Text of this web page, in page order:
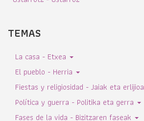
TEMAS
La casa - Etxea
El pueblo - Herria
Fiestas y religiosidad - Jaiak eta erlijioa
Política y guerra - Politika eta gerra
Fases de la vida - Bizitzaren faseak